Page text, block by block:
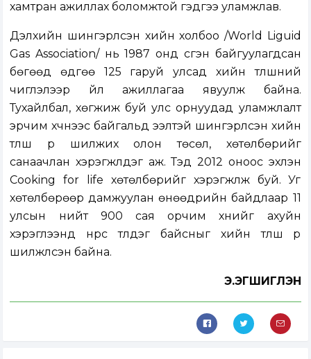
хамтран ажиллах боломжтой гэдгээ уламжлав.
Дэлхийн шингэрүүлсэн хийн холбоо /World Liguid
Gas Association/ нь 1987 онд үүсгэн байгуулагдсан
бөгөөд өдгөө 125 гаруй улсад хийн түлшний
чиглэлээр үйл ажиллагаа явуулж байна.
Тухайлбал, хөгжиж буй улс орнуудад уламжлалт
эрчим хүчнээс байгальд ээлтэй шингэрүүлсэн хийн
түлш рүү шилжих олон төсөл, хөтөлбөрийг
санаачлан хэрэгжүүлдэг аж. Тэд 2012 оноос эхлэн
Cooking for life хөтөлбөрийг хэрэгжүүлж буй. Уг
хөтөлбөрөөр дамжуулан өнөөдрийн байдлаар 11
улсын нийт 900 сая орчим хүнийг ахуйн
хэрэглээнд нүүрс түлдэг байсныг хийн түлш рүү
шилжүүлсэн байна.
Э.ЭГШИГЛЭН